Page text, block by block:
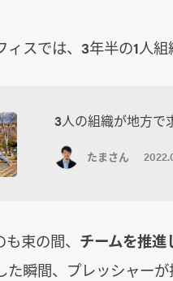
スでは、3年半の1人
3人の組織が地方で
たまさん
束の間、 チームを推進
瞬間、プレッシャーが